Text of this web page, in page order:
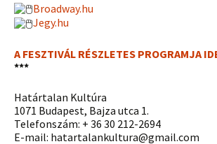
Broadway.hu
Jegy.hu
A FESZTIVÁL RÉSZLETES PROGRAMJA
***
Határtalan Kultúra
1071 Budapest, Bajza utca 1.
Telefonszám: + 36 30 212-2694
E-mail: hatartalankultura@gmail.com